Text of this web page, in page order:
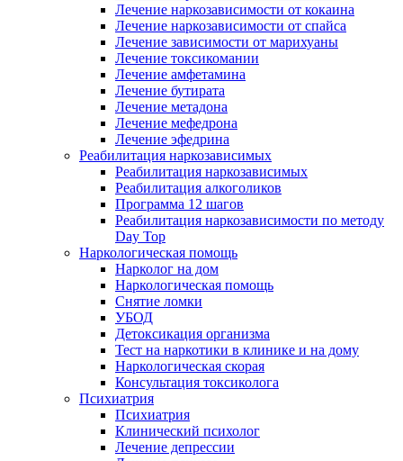
Лечение наркозависимости от кокаина
Лечение наркозависимости от спайса
Лечение зависимости от марихуаны
Лечение токсикомании
Лечение амфетамина
Лечение бутирата
Лечение метадона
Лечение мефедрона
Лечение эфедрина
Реабилитация наркозависимых
Реабилитация наркозависимых
Реабилитация алкоголиков
Программа 12 шагов
Реабилитация наркозависимости по методу
Day Top
Наркологическая помощь
Нарколог на дом
Наркологическая помощь
Снятие ломки
УБОД
Детоксикация организма
Тест на наркотики в клинике и на дому
Наркологическая скорая
Консультация токсиколога
Психиатрия
Психиатрия
Клинический психолог
Лечение депрессии